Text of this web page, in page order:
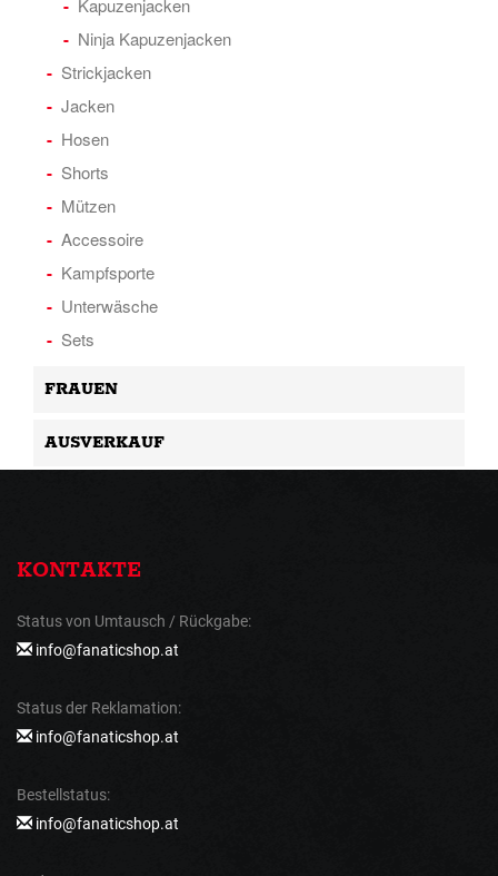
Kapuzenjacken
Ninja Kapuzenjacken
Strickjacken
Jacken
Hosen
Shorts
Mützen
Accessoire
Kampfsporte
Unterwäsche
Sets
FRAUEN
AUSVERKAUF
KONTAKTE
Status von Umtausch / Rückgabe:
info@fanaticshop.at
Status der Reklamation:
info@fanaticshop.at
Bestellstatus:
info@fanaticshop.at